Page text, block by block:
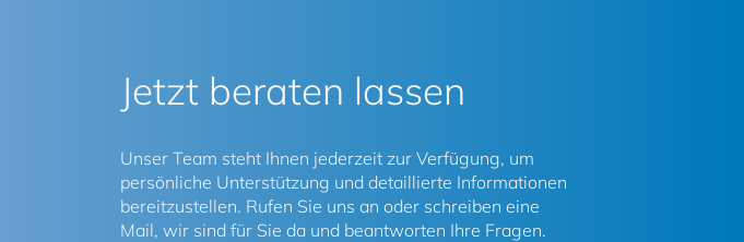
Jetzt beraten lassen
Unser Team steht Ihnen jederzeit zur Verfügung, um
persönliche Unterstützung und detaillierte Informationen
bereitzustellen. Rufen Sie uns an oder schreiben eine
Mail, wir sind für Sie da und beantworten Ihre Fragen.